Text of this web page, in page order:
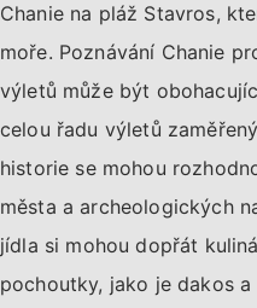
Chanie na pláž Stavros,
moře. Poznávání Chanie
výletů může být
celou řadu výletů
historie se mohou
města a archeologických
jídla si mohou dopřát
pochoutky, jako je dakos